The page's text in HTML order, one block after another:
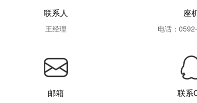
联系人
王经理
座
电话：
邮箱 联系